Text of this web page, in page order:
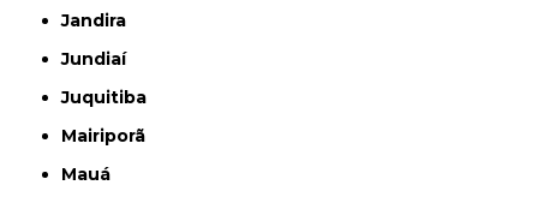
Jandira
Jundiaí
Juquitiba
Mairiporã
Mauá